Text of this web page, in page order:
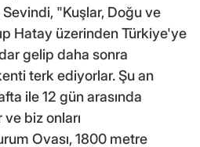
"Kuşlar, Doğu ve
Hatay üzerinden Türkiye'ye
gelip daha sonra
terk ediyorlar. Şu an
ile 12 gün arasında
biz onları
Ovası, 1800 metre